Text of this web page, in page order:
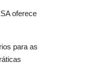
oferece
para as